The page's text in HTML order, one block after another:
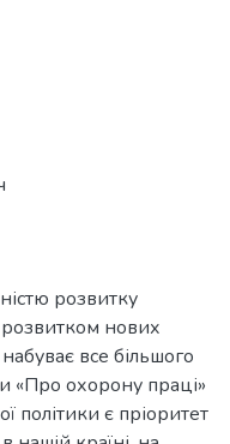
розвитку
нових
все більшого
«Про охорону праці»
є пріоритет